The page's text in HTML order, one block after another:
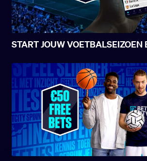
START JOUW VOETBALSEIZOEN